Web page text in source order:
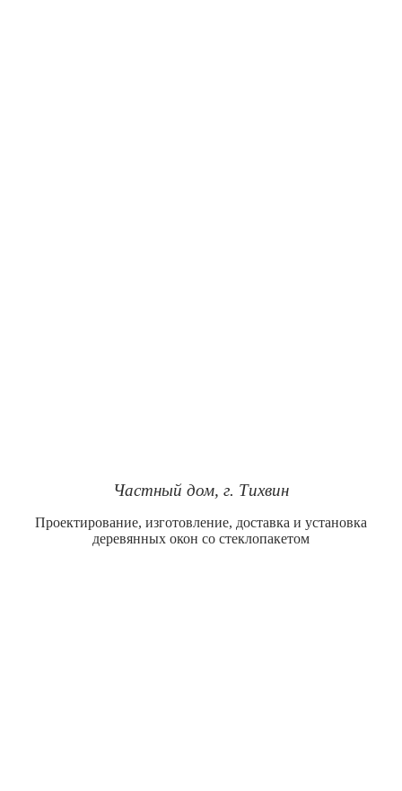
Частный дом, г. Тихвин
Проектирование, изготовление, доставка и установка
деревянных окон со стеклопакетом